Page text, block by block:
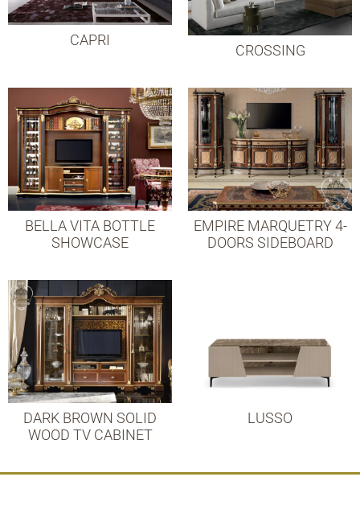
CAPRI
СROSSING
BELLA VITA BOTTLE
SHOWCASE
EMPIRE MARQUETRY 4-
DOORS SIDEBOARD
DARK BROWN SOLID
WOOD TV CABINET
LUSSO